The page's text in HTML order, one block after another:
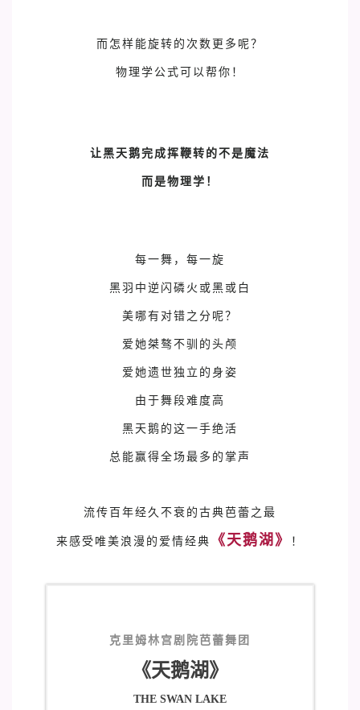
而怎样能旋转的次数更多呢？
物理学公式可以帮你！
让黑天鹅完成挥鞭转的不是魔法
而是物理学！
每一舞，每一旋
黑羽中逆闪磷火或黑或白
美哪有对错之分呢？
爱她桀骜不驯的头颅
爱她遗世独立的身姿
由于舞段难度高
黑天鹅的这一手绝活
总能赢得全场最多的掌声
流传百年经久不衰的古典芭蕾之最
来感受唯美浪漫的爱情经典 《天鹅湖》 ！
克里姆林宫剧院芭蕾舞团
《天鹅湖》
THE SWAN LAKE